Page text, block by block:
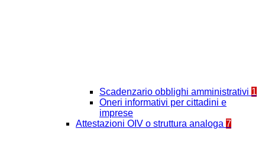
Scadenzario obblighi amministrativi 1
Oneri informativi per cittadini e
imprese
Attestazioni OIV o struttura analoga 7